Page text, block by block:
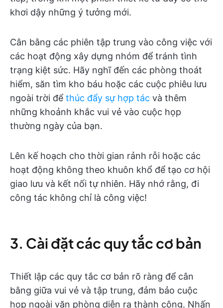
khơi dậy những ý tưởng mới.
Cân bằng các phiên tập trung vào công việc với
các hoạt động xây dựng nhóm để tránh tình
trạng kiệt sức. Hãy nghĩ đến các phòng thoát
hiểm, săn tìm kho báu hoặc các cuộc phiêu lưu
ngoài trời để thúc đẩy sự hợp tác và thêm
những khoảnh khắc vui vẻ vào cuộc họp
thường ngày của bạn.
Lên kế hoạch cho thời gian rảnh rỗi hoặc các
hoạt động không theo khuôn khổ để tạo cơ hội
giao lưu và kết nối tự nhiên. Hãy nhớ rằng, đi
công tác không chỉ là công việc!
3. Cài đặt các quy tắc cơ bản
Thiết lập các quy tắc cơ bản rõ ràng để cân
bằng giữa vui vẻ và tập trung, đảm bảo cuộc
họp ngoài văn phòng diễn ra thành công. Nhấn